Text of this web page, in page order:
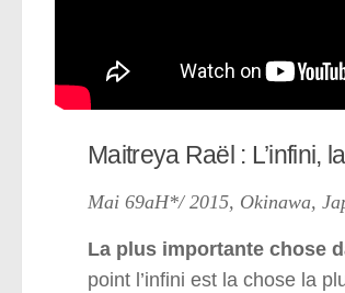
Maitreya Raël : L’infini,
Mai 69aH*/ 2015, Okinawa,
La plus importante chose
point l’infini est la chose la